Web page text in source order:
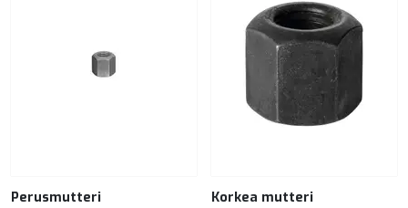
Perusmutteri Korkea mutteri